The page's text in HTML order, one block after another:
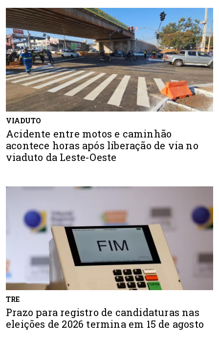
VIADUTO
Acidente entre motos e caminhão
acontece horas após liberação de via no
viaduto da Leste-Oeste
TRE
Prazo para registro de candidaturas nas
eleições de 2026 termina em 15 de agosto